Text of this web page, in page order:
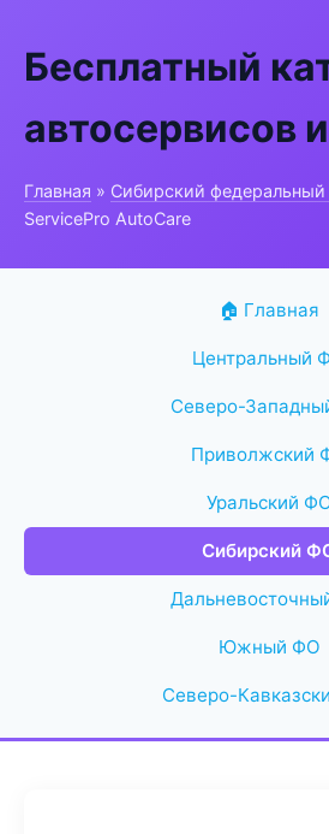
Бесплатный
автосервисов
Главная » Сибирский федеральный
ServicePro AutoCare
🏠 Главная
Центральный
Северо-
Приволжский
Уральский
Сибирский
Южный ФО
Северо-